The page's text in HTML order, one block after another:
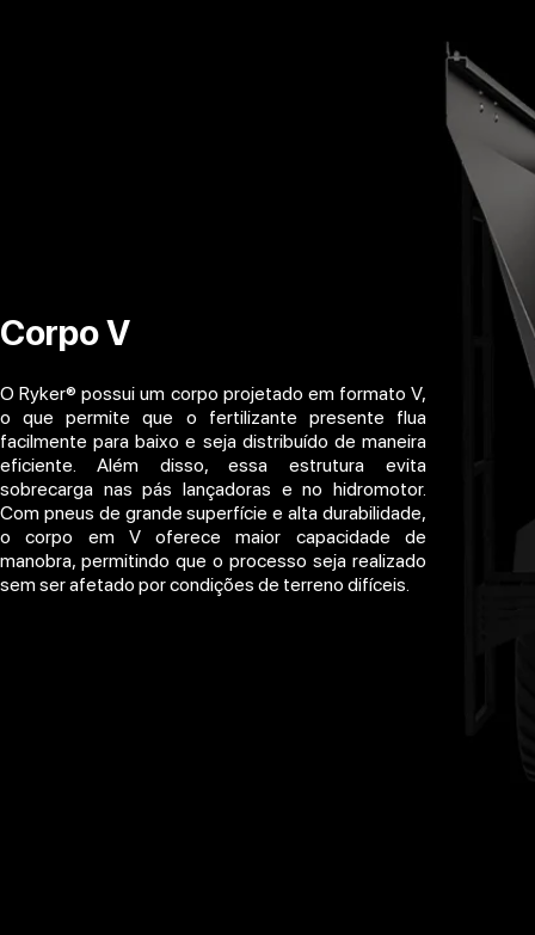
Corpo V
O Ryker® possui um corpo projetado em formato V,
o que permite que o fertilizante presente flua
facilmente para baixo e seja distribuído de maneira
eficiente. Além disso, essa estrutura evita
sobrecarga nas pás lançadoras e no hidromotor.
Com pneus de grande superfície e alta durabilidade,
o corpo em V oferece maior capacidade de
manobra, permitindo que o processo seja realizado
sem ser afetado por condições de terreno difíceis.